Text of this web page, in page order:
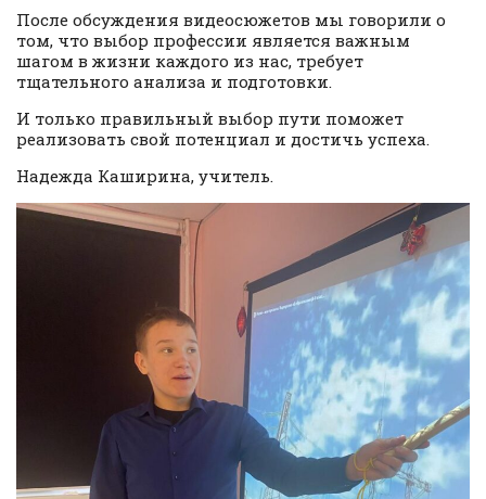
После обсуждения видеосюжетов мы говорили о
том, что выбор профессии является важным
шагом в жизни каждого из нас, требует
тщательного анализа и подготовки.
И только правильный выбор пути поможет
реализовать свой потенциал и достичь успеха.
Надежда Каширина, учитель.